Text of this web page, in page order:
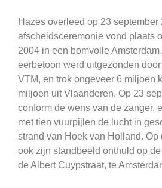
Hazes overleed op 23 september
afscheidsceremonie vond plaats
2004 in een bomvolle Amsterdam
eerbetoon werd uitgezonden
VTM, en trok ongeveer 6 miljoen
miljoen uit Vlaanderen. Op 23
conform de wens van de zanger,
met tien vuurpijlen de lucht in
strand van Hoek van Holland. Op
ook zijn standbeeld onthuld op
de Albert Cuypstraat, te